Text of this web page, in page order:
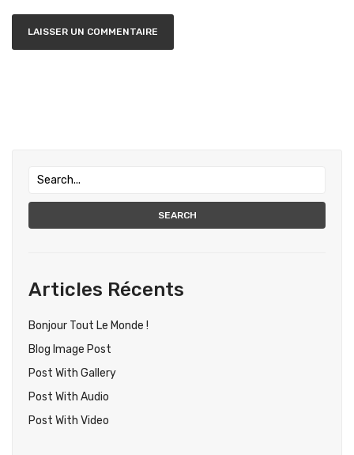
SEARCH
Articles Récents
Bonjour Tout Le Monde !
Blog Image Post
Post With Gallery
Post With Audio
Post With Video